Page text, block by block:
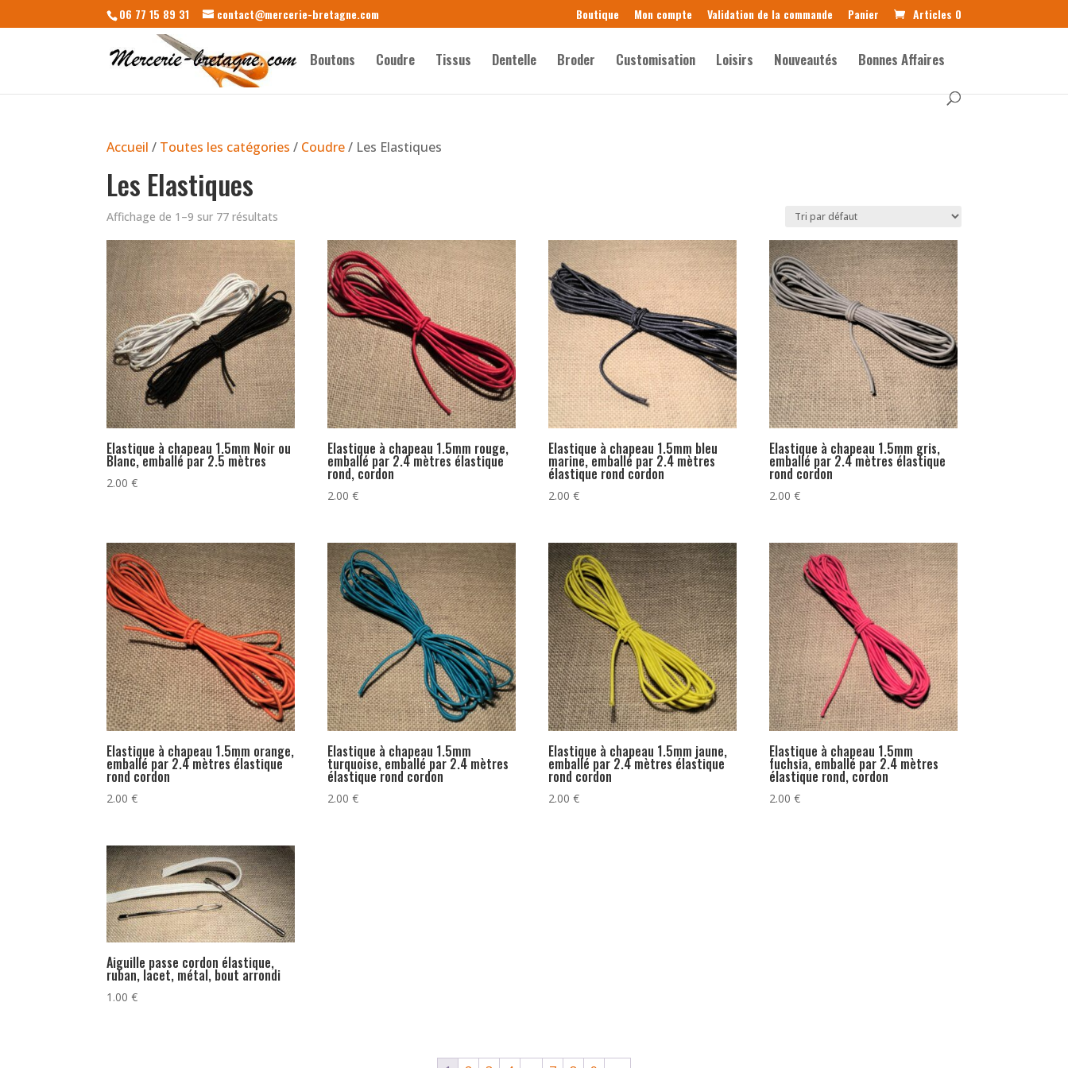
06 77 15 89 31 contact@mercerie-bretagne.com Boutique Mon compte Validation de la commande Panier Articles 0
Boutons Coudre Tissus Dentelle Broder Customisation Loisirs Nouveautés Bonnes Affaires
Accueil / Toutes les catégories / Coudre/ Les Elastiques
Les Elastiques
Affichage de 1–9 sur 77 résultats
Elastique à chapeau 1.5mm Noir ou
Blanc, emballé par 2.5 mètres
2.00€
Elastique à chapeau 1.5mm rouge,
emballé par 2.4 mètres élastique
rond, cordon
2.00€
Elastique à chapeau 1.5mm bleu
marine, emballé par 2.4 mètres
élastique rond cordon
2.00€
Elastique à chapeau 1.5mm gris,
emballé par 2.4 mètres élastique
rond cordon
2.00€
Elastique à chapeau 1.5mm orange,
emballé par 2.4 mètres élastique
rond cordon
2.00€
Elastique à chapeau 1.5mm
turquoise, emballé par 2.4 mètres
élastique rond cordon
2.00€
Elastique à chapeau 1.5mm jaune,
emballé par 2.4 mètres élastique
rond cordon
2.00€
Elastique à chapeau 1.5mm
fuchsia, emballé par 2.4 mètres
élastique rond, cordon
2.00€
Aiguille passe cordon élastique,
ruban, lacet, métal, bout arrondi
1.00€